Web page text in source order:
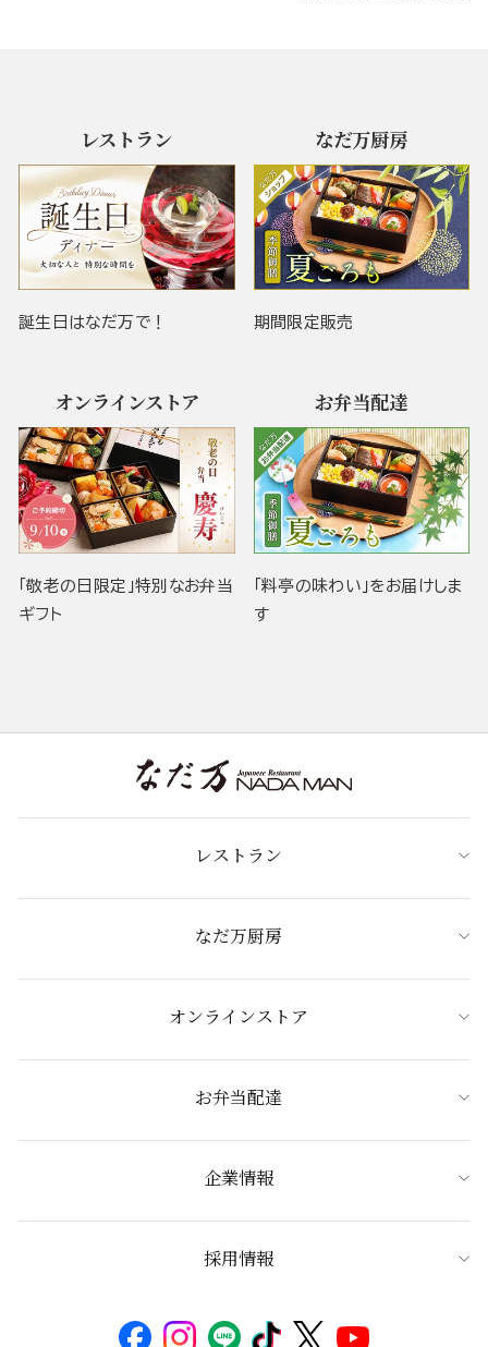
レストラン
誕生日はなだ万で！
なだ万厨房
期間限定販売
オンラインストア
「敬老の日限定」特別なお弁当
ギフト
お弁当配達
「料亭の味わい」をお届けしま
す
レストラン
なだ万厨房
オンラインストア
お弁当配達
企業情報
採用情報